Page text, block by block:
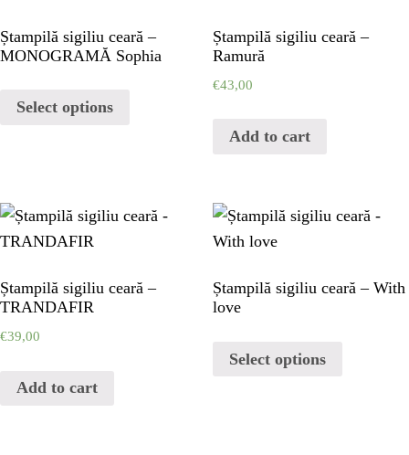
PAGES
CHECKOUT
CART
Ștampilă sigiliu ceară –
MONOGRAMĂ Sophia
Select options
Ștampilă sigiliu ceară –
Ramură
€43,00
Add to cart
Ștampilă sigiliu ceară –
TRANDAFIR
€39,00
Add to cart
Ștampilă sigiliu ceară – With
love
Select options